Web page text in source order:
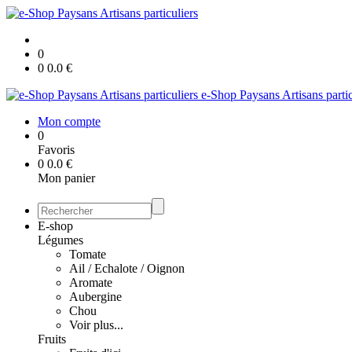
0
0 0.0 €
e-Shop Paysans Artisans
Mon compte
0
Favoris
0 0.0 €
Mon panier
E-shop
Légumes
Tomate
Ail / Echalote / Oignon
Aromate
Aubergine
Chou
Voir plus...
Fruits